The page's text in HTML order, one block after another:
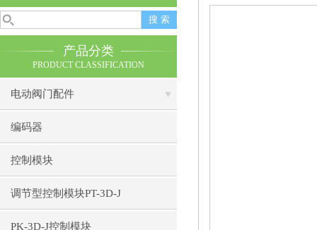
产品分类
PRODUCT CLASSIFICATION
电动阀门配件
编码器
控制模块
调节型控制模块PT-3D-J
PK-3D-J控制模块